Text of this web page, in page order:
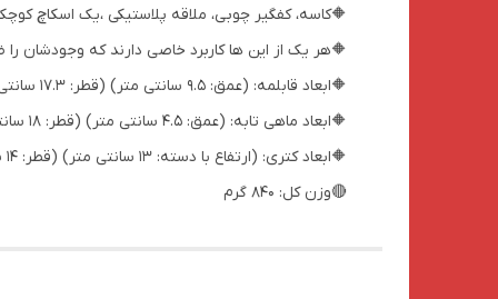
🔶کاسه، کفگیر چوبی، ملاقه پلاستیکی ،یک اسکاچ
🔶هر یک از این ها کاربرد خاصی دارند که وجودشان
🔶ابعاد قابلمه: (عمق: 9.5 سانتی متر) (قطر: 17.3 سانتی متر) وزن: 300 گرم
🔶ابعاد ماهی تابه: (عمق: 4.5 سانتی متر) (قطر: 18 سانتی متر) وزن: 160 گرم
🔶ابعاد کتری: (ارتفاع با دسته: 13 سانتی متر) (قطر: 14 سانتی متر) وزن: 160 گرم
🔴وزن کل: 840 گرم